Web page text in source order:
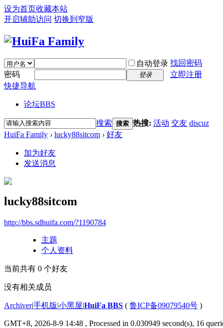
设为首页收藏本站
开启辅助访问 切换到窄版
自动登录 找回密码
密码
登录
立即注册
快捷导航
论坛BBS
搜索 搜索 热搜: 活动 交友 discuz
HuiFa Family › lucky88sitcom › 好友
加为好友
发送消息
lucky88sitcom
http://bbs.sdhuifa.com/?1190784
主题
个人资料
当前共有 0 个好友
没有相关成员
Archiver|手机版|小黑屋|HuiFa BBS ( 鲁ICP备09079540号 )
GMT+8, 2026-8-9 14:48 , Processed in 0.030949 second(s), 16